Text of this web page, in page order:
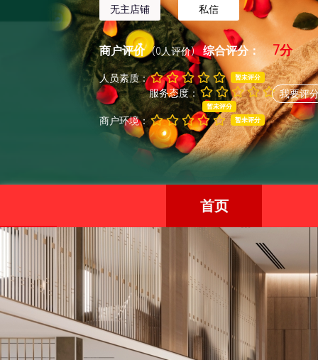
无主店铺 私信
商户评价 (0人评价)综合评分： 7分
人员素质： 暂未评分
服务态度：
暂未评分
商户环境： 暂未评分
我要评
首页